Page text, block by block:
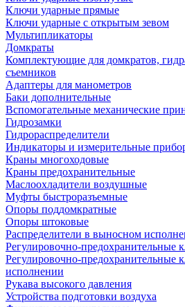
Ключи ударные прямые
Ключи ударные с открытым зевом
Мультипликаторы
Домкраты
Комплектующие для домкратов,
съемников
Адаптеры для манометров
Баки дополнительные
Вспомогательные механические
Гидрозамки
Гидрораспределители
Индикаторы и измерительные
Краны многоходовые
Краны предохранительные
Маслоохладители воздушные
Муфты быстроразъемные
Опоры поддомкратные
Опоры штоковые
Распределители в выносном
Регулировочно-предохранительные
Регулировочно-предохранительные
исполнении
Рукава высокого давления
Устройства подготовки воздуха